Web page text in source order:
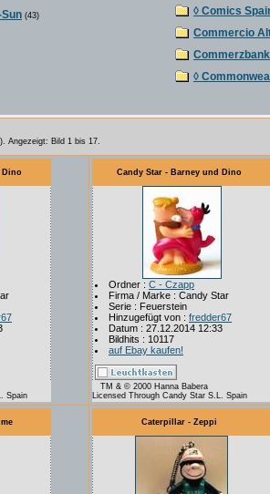
(43)
◊ Comics
Commercio
Commerzbank
◊
Angezeigt: Bild 1 bis 17.
Dino
Spain
Candy Star - Barney und Dino
Ordner : C - Czapp
Firma / Marke : Candy Star
Serie : Feuerstein
Hinzugefügt von : fredder67
Datum : 27.12.2014 12:33
Bildhits : 10117
auf Ebay kaufen!
TM & © 2000 Hanna Babera
Licensed Through Candy Star S.L. Spain
Caterpillar - Zeppi